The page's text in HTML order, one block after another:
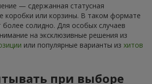
— сдержанная статусная
коробки или корзины. В таком формате
более солидно. Для особых случаев
на эксклюзивные решения из
или популярные варианты из хитов
при выборе